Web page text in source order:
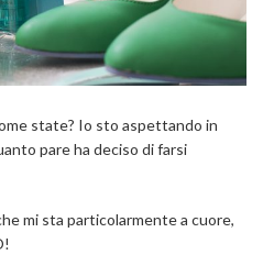
state? Io sto aspettando in
pare ha deciso di farsi
mi sta particolarmente a cuore,